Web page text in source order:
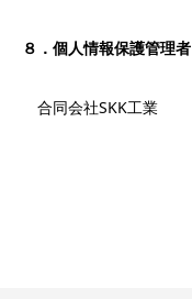
８．個人情報保護管理者
合同会社SKK工業